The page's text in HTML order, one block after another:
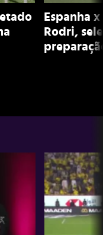
Espanha
Rodri,